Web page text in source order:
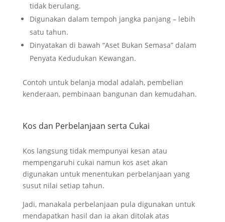
tidak berulang.
Digunakan dalam tempoh jangka panjang – lebih
satu tahun.
Dinyatakan di bawah “Aset Bukan Semasa” dalam
Penyata Kedudukan Kewangan.
Contoh untuk belanja modal adalah, pembelian
kenderaan, pembinaan bangunan dan kemudahan.
Kos dan Perbelanjaan serta Cukai
Kos langsung tidak mempunyai kesan atau
mempengaruhi cukai namun kos aset akan
digunakan untuk menentukan perbelanjaan yang
susut nilai setiap tahun.
Jadi, manakala perbelanjaan pula digunakan untuk
mendapatkan hasil dan ia akan ditolak atas